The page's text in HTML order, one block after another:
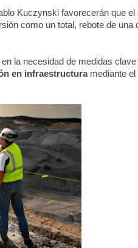
Kuczynski favorecerán que
como un total, rebote de una
la necesidad de medidas
en infraestructuramediante el